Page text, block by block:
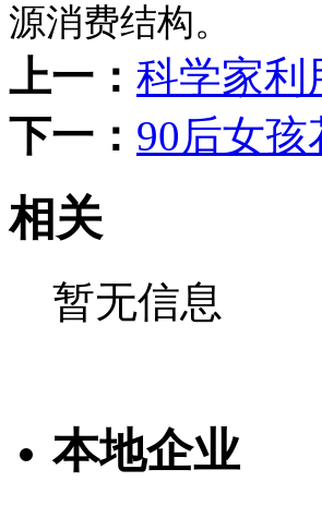
源消费结构。
上一： 科学家利
下一： 90后女
相关
暂无信息
本地企业